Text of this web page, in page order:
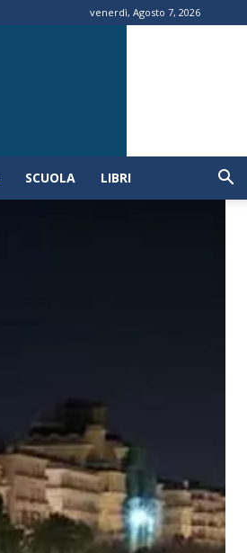
venerdì, Agosto 7, 2026
SCUOLA LIBRI